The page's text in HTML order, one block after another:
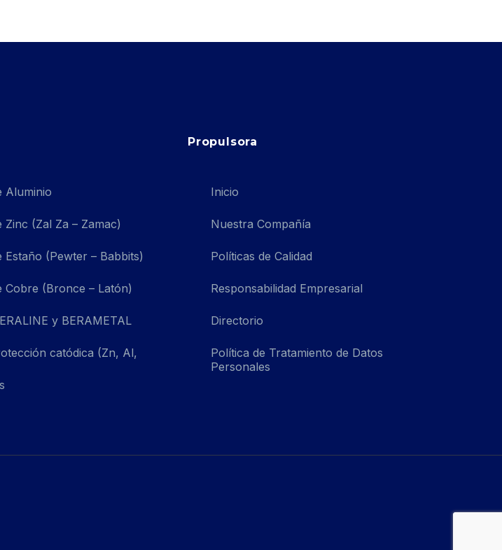
Aluminio
Zinc (Zal Za – Zamac)
Estaño (Pewter – Babbits)
Cobre (Bronce – Latón)
y BERAMETAL
catódica (Zn, Al,
Propulsora
Inicio
Nuestra Compañía
Políticas de Calidad
Responsabilidad Empresarial
Directorio
Política de Tratamiento de Datos
Personales